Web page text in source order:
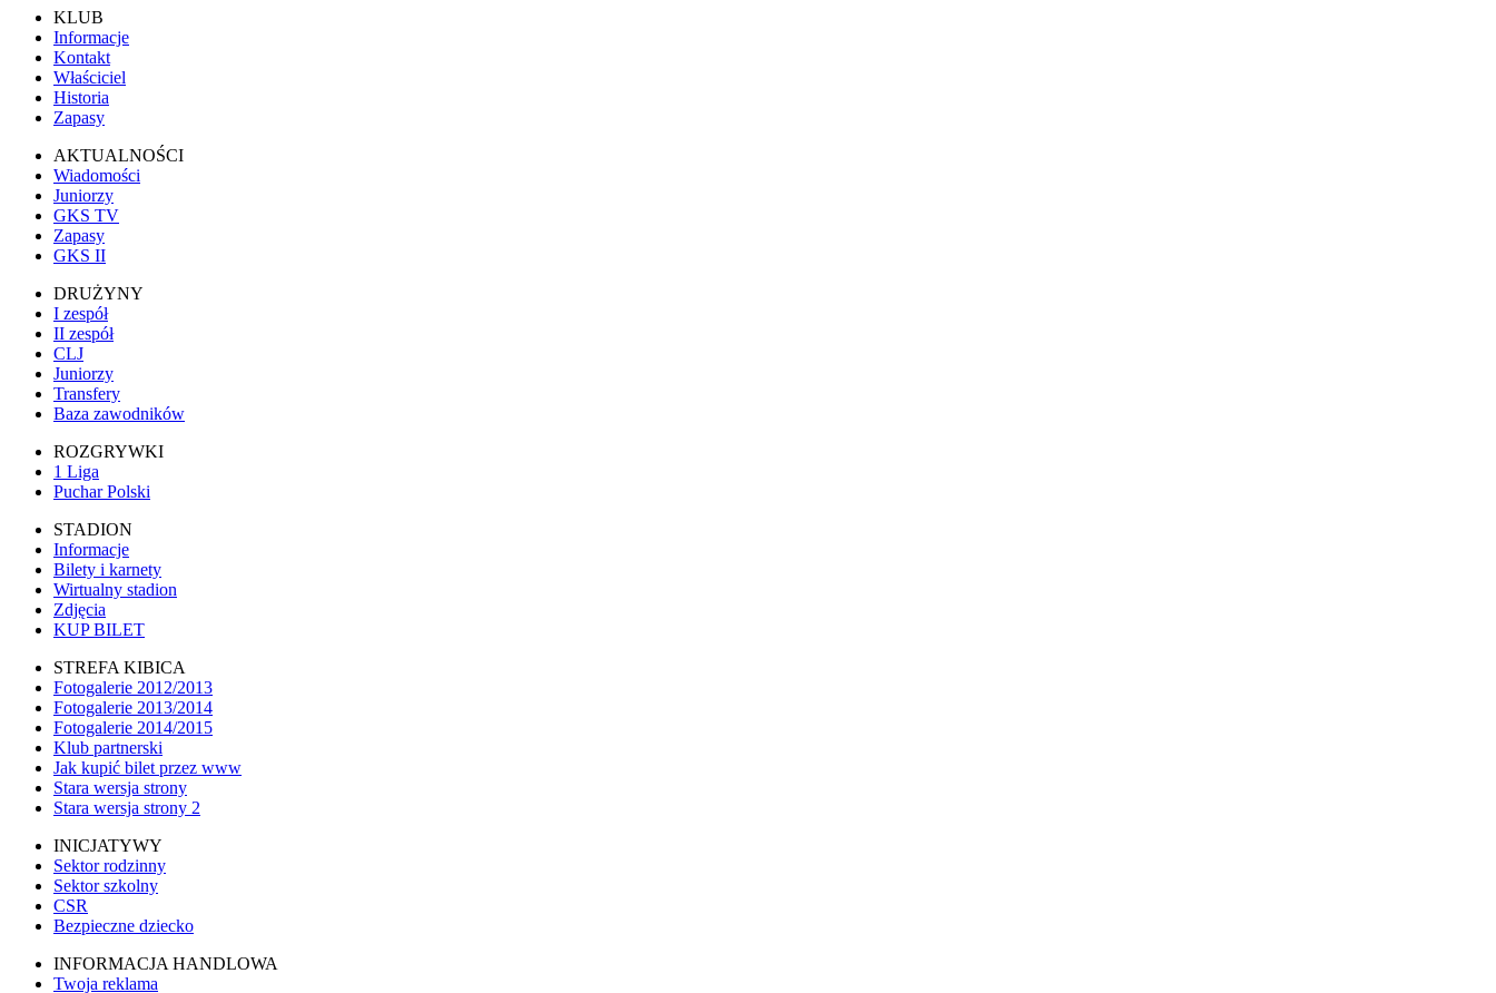
KLUB
Informacje
Kontakt
Właściciel
Historia
Zapasy
AKTUALNOŚCI
Wiadomości
Juniorzy
GKS TV
Zapasy
GKS II
DRUŻYNY
I zespół
II zespół
CLJ
Juniorzy
Transfery
Baza zawodników
ROZGRYWKI
1 Liga
Puchar Polski
STADION
Informacje
Bilety i karnety
Wirtualny stadion
Zdjęcia
KUP BILET
STREFA KIBICA
Fotogalerie 2012/2013
Fotogalerie 2013/2014
Fotogalerie 2014/2015
Klub partnerski
Jak kupić bilet przez www
Stara wersja strony
Stara wersja strony 2
INICJATYWY
Sektor rodzinny
Sektor szkolny
CSR
Bezpieczne dziecko
INFORMACJA HANDLOWA
Twoja reklama